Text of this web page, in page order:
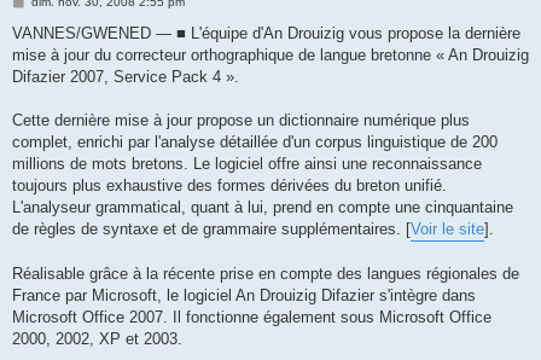
s
a
g
VANNES/GWENED — ■ L'équipe d'An Drouizig vous propose la dernière
mise à jour du correcteur orthographique de langue bretonne « An Drouizig
Difazier 2007, Service Pack 4 ».
Cette dernière mise à jour propose un dictionnaire numérique plus
complet, enrichi par l'analyse détaillée d'un corpus linguistique de 200
millions de mots bretons. Le logiciel offre ainsi une reconnaissance
toujours plus exhaustive des formes dérivées du breton unifié.
L'analyseur grammatical, quant à lui, prend en compte une cinquantaine
de règles de syntaxe et de grammaire supplémentaires. [Voir le site].
Réalisable grâce à la récente prise en compte des langues régionales de
France par Microsoft, le logiciel An Drouizig Difazier s'intègre dans
Microsoft Office 2007. Il fonctionne également sous Microsoft Office
2000, 2002, XP et 2003.